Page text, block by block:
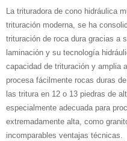
La trituradora de cono hidráulica
trituración moderna, se ha
trituración de roca dura gracias a
laminación y su tecnología
capacidad de trituración y amplia
procesa fácilmente rocas duras
las tritura en 12 o 13 piedras de
especialmente adecuada para
extremadamente alta, como
incomparables ventajas técnicas.